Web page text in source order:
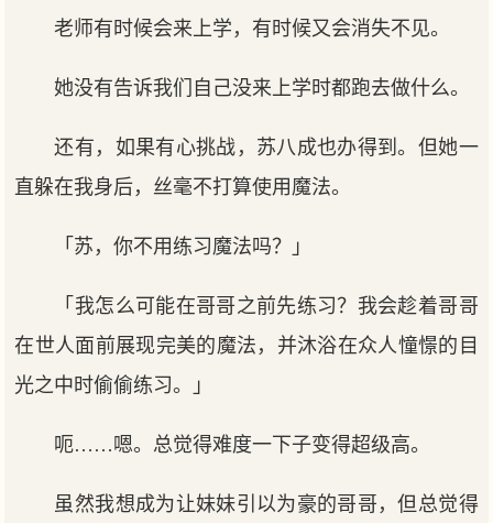
老师有时候会来上学，有时候又会消失不见。
她没有告诉我们自己没来上学时都跑去做什么。
还有，如果有心挑战，苏八成也办得到。但她一
直躲在我身后，丝毫不打算使用魔法。
「苏，你不用练习魔法吗？」
「我怎么可能在哥哥之前先练习？我会趁着哥哥
在世人面前展现完美的魔法，并沐浴在众人憧憬的目
光之中时偷偷练习。」
呃……嗯。总觉得难度一下子变得超级高。
虽然我想成为让妹妹引以为豪的哥哥，但总觉得